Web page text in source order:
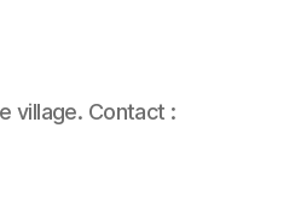
village. Contact :